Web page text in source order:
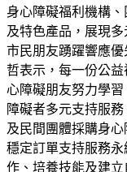
身心障礙福利機構
及特色產品，展現
市民朋友踴躍響應
哲表示，每一份公
心障礙朋友努力學
障礙者多元支持服
及民間團體採購身
穩定訂單支持服務
作、培養技能及建